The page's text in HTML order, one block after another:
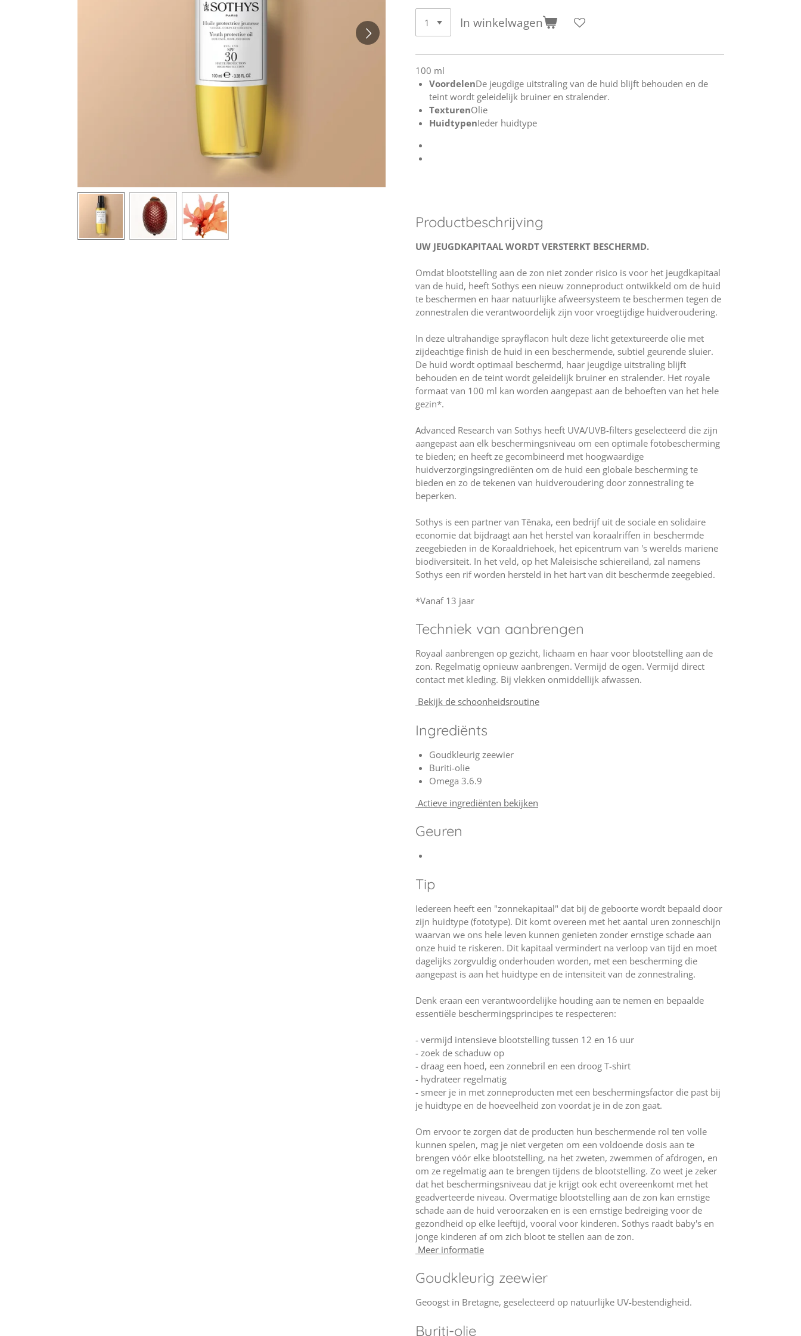
In winkelwagen
100 ml
VoordelenDe jeugdige uitstraling van de huid blijft behouden en de
teint wordt geleidelijk bruiner en stralender.
TexturenOlie
HuidtypenIeder huidtype
Productbeschrijving
UW JEUGDKAPITAAL WORDT VERSTERKT BESCHERMD.
Omdat blootstelling aan de zon niet zonder risico is voor het jeugdkapitaal
van de huid, heeft Sothys een nieuw zonneproduct ontwikkeld om de huid
te beschermen en haar natuurlijke afweersysteem te beschermen tegen de
zonnestralen die verantwoordelijk zijn voor vroegtijdige huidveroudering.
In deze ultrahandige sprayflacon hult deze licht getextureerde olie met
zijdeachtige finish de huid in een beschermende, subtiel geurende sluier.
De huid wordt optimaal beschermd, haar jeugdige uitstraling blijft
behouden en de teint wordt geleidelijk bruiner en stralender. Het royale
formaat van 100 ml kan worden aangepast aan de behoeften van het hele
gezin*.
Advanced Research van Sothys heeft UVA/UVB-filters geselecteerd die zijn
aangepast aan elk beschermingsniveau om een optimale fotobescherming
te bieden; en heeft ze gecombineerd met hoogwaardige
huidverzorgingsingrediënten om de huid een globale bescherming te
bieden en zo de tekenen van huidveroudering door zonnestraling te
beperken.
Sothys is een partner van Tēnaka, een bedrijf uit de sociale en solidaire
economie dat bijdraagt aan het herstel van koraalriffen in beschermde
zeegebieden in de Koraaldriehoek, het epicentrum van 's werelds mariene
biodiversiteit. In het veld, op het Maleisische schiereiland, zal namens
Sothys een rif worden hersteld in het hart van dit beschermde zeegebied.
*Vanaf 13 jaar
Techniek van aanbrengen
Royaal aanbrengen op gezicht, lichaam en haar voor blootstelling aan de
zon. Regelmatig opnieuw aanbrengen. Vermijd de ogen. Vermijd direct
contact met kleding. Bij vlekken onmiddellijk afwassen.
Bekijk de schoonheidsroutine
Ingrediënts
Goudkleurig zeewier
Buriti-olie
Omega 3.6.9
Actieve ingrediënten bekijken
Geuren
Tip
Iedereen heeft een "zonnekapitaal" dat bij de geboorte wordt bepaald door
zijn huidtype (fototype). Dit komt overeen met het aantal uren zonneschijn
waarvan we ons hele leven kunnen genieten zonder ernstige schade aan
onze huid te riskeren. Dit kapitaal vermindert na verloop van tijd en moet
dagelijks zorgvuldig onderhouden worden, met een bescherming die
aangepast is aan het huidtype en de intensiteit van de zonnestraling.
Denk eraan een verantwoordelijke houding aan te nemen en bepaalde
essentiële beschermingsprincipes te respecteren:
- vermijd intensieve blootstelling tussen 12 en 16 uur
- zoek de schaduw op
- draag een hoed, een zonnebril en een droog T-shirt
- hydrateer regelmatig
- smeer je in met zonneproducten met een beschermingsfactor die past bij
je huidtype en de hoeveelheid zon voordat je in de zon gaat.
Om ervoor te zorgen dat de producten hun beschermende rol ten volle
kunnen spelen, mag je niet vergeten om een voldoende dosis aan te
brengen vóór elke blootstelling, na het zweten, zwemmen of afdrogen, en
om ze regelmatig aan te brengen tijdens de blootstelling. Zo weet je zeker
dat het beschermingsniveau dat je krijgt ook echt overeenkomt met het
geadverteerde niveau. Overmatige blootstelling aan de zon kan ernstige
schade aan de huid veroorzaken en is een ernstige bedreiging voor de
gezondheid op elke leeftijd, vooral voor kinderen. Sothys raadt baby's en
jonge kinderen af om zich bloot te stellen aan de zon.
Meer informatie
Goudkleurig zeewier
Geoogst in Bretagne, geselecteerd op natuurlijke UV-bestendigheid.
Buriti-olie